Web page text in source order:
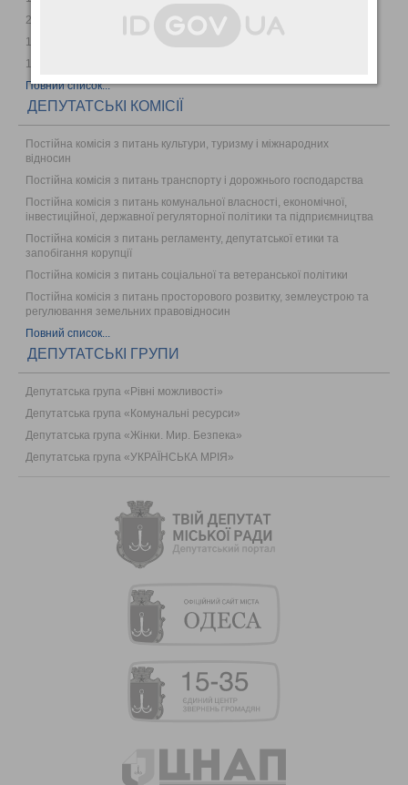
25 лютого 2026 року
12 грудня 2025 року
19 листопада 2025 року
Повний список...
ДЕПУТАТСЬКІ КОМІСІЇ
Постійна комісія з питань культури, туризму і міжнародних
відносин
Постійна комісія з питань транспорту і дорожнього господарства
Постійна комісія з питань комунальної власності, економічної,
інвестиційної, державної регуляторної політики та підприємництва
Постійна комісія з питань регламенту, депутатської етики та
запобігання корупції
Постійна комісія з питань соціальної та ветеранської політики
Постійна комісія з питань просторового розвитку, землеустрою та
регулювання земельних правовідносин
Повний список...
ДЕПУТАТСЬКІ ГРУПИ
Депутатська група «Рівні можливості»
Депутатська група «Комунальні ресурси»
Депутатська група «Жінки. Мир. Безпека»
Депутатська група «УКРАЇНСЬКА МРІЯ»